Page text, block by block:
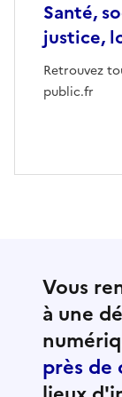
Santé,
justice,
Retrouvez
public.fr
Vous
à une
près de